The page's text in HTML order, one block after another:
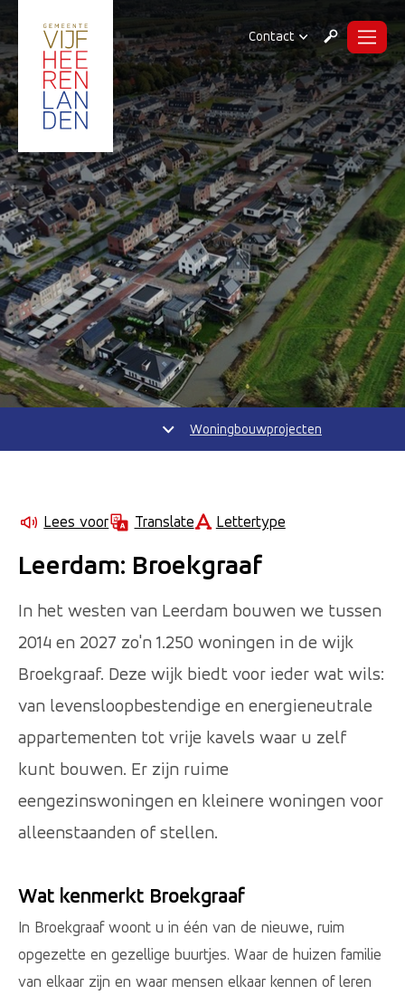
Contact ZoekenMenu
Woningbouwprojecten
Lees voor Translate Lettertype
Leerdam: Broekgraaf
In het westen van Leerdam bouwen we tussen
2014 en 2027 zo'n 1.250 woningen in de wijk
Broekgraaf. Deze wijk biedt voor ieder wat wils:
van levensloopbestendige en energieneutrale
appartementen tot vrije kavels waar u zelf
kunt bouwen. Er zijn ruime
eengezinswoningen en kleinere woningen voor
alleenstaanden of stellen.
Wat kenmerkt Broekgraaf
In Broekgraaf woont u in één van de nieuwe, ruim
opgezette en gezellige buurtjes. Waar de huizen familie
van elkaar zijn en waar mensen elkaar kennen of leren